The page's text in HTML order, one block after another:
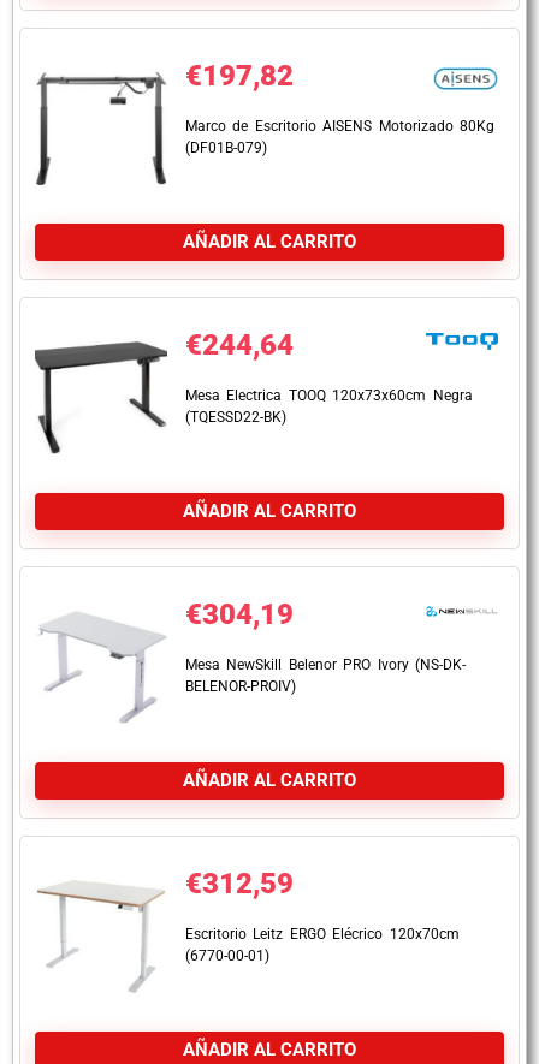
€197,82
Marco de Escritorio AISENS Motorizado 80Kg
(DF01B-079)
AÑADIR AL CARRITO
€244,64
Mesa Electrica TOOQ 120x73x60cm Negra
(TQESSD22-BK)
AÑADIR AL CARRITO
€304,19
Mesa NewSkill Belenor PRO Ivory (NS-DK-
BELENOR-PROIV)
AÑADIR AL CARRITO
€312,59
Escritorio Leitz ERGO Elécrico 120x70cm
(6770-00-01)
AÑADIR AL CARRITO